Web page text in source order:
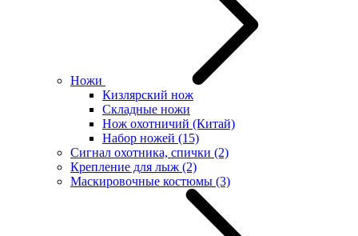
Ножи
Кизлярский нож
Складные ножи
Нож охотничий (Китай)
Набор ножей (15)
Сигнал охотника, спички (2)
Крепление для лыж (2)
Маскировочные костюмы (3)